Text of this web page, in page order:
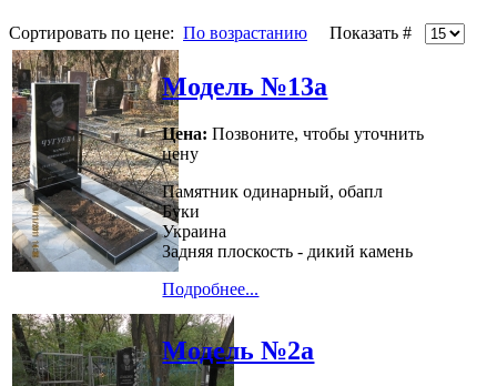
Сортировать по цене: По возрастанию Показать #
Модель №13а
Цена: Позвоните, чтобы уточнить
цену
Памятник одинарный, обапл
Буки
Украина
Задняя плоскость - дикий камень
Подробнее...
Модель №2а